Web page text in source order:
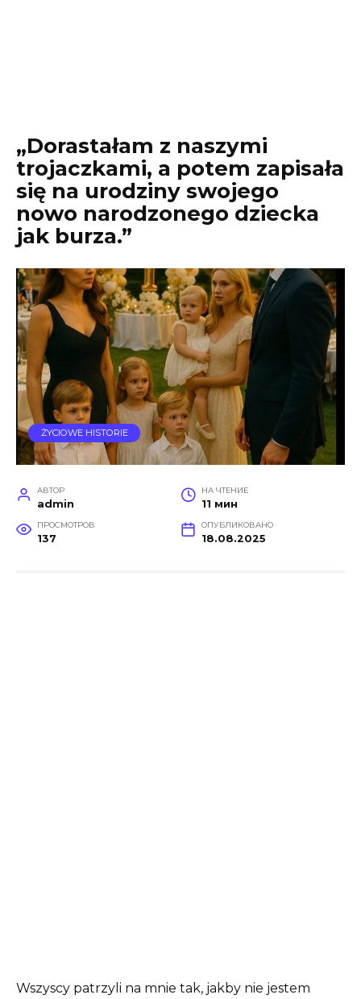
„Dorastałam z naszymi
trojaczkami, a potem zapisała
się na urodziny swojego
nowo narodzonego dziecka
jak burza.”
ŻYCIOWE HISTORIE
АВТОР
admin
НА ЧТЕНИЕ
11 мин
ПРОСМОТРОВ
137
ОПУБЛИКОВАНО
18.08.2025
Wszyscy patrzyli na mnie tak, jakby nie jestem